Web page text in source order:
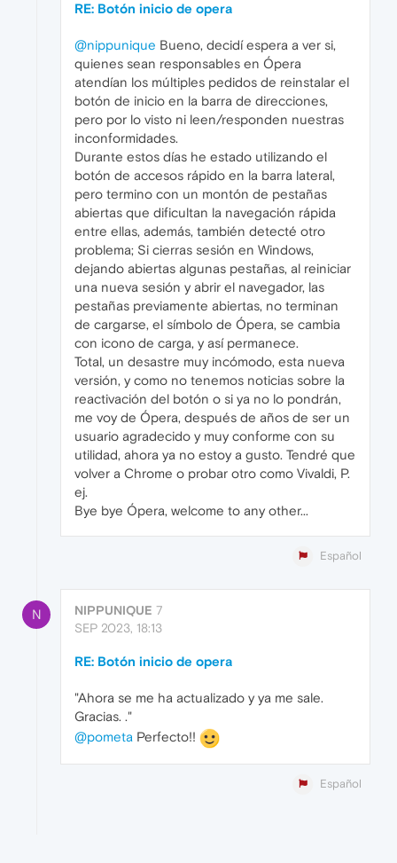
RE: Botón inicio de opera
@nippunique Bueno, decidí espera a ver si,
quienes sean responsables en Ópera
atendían los múltiples pedidos de reinstalar el
botón de inicio en la barra de direcciones,
pero por lo visto ni leen/responden nuestras
inconformidades.
Durante estos días he estado utilizando el
botón de accesos rápido en la barra lateral,
pero termino con un montón de pestañas
abiertas que dificultan la navegación rápida
entre ellas, además, también detecté otro
problema; Si cierras sesión en Windows,
dejando abiertas algunas pestañas, al reiniciar
una nueva sesión y abrir el navegador, las
pestañas previamente abiertas, no terminan
de cargarse, el símbolo de Ópera, se cambia
con icono de carga, y así permanece.
Total, un desastre muy incómodo, esta nueva
versión, y como no tenemos noticias sobre la
reactivación del botón o si ya no lo pondrán,
me voy de Ópera, después de años de ser un
usuario agradecido y muy conforme con su
utilidad, ahora ya no estoy a gusto. Tendré que
volver a Chrome o probar otro como Vivaldi, P.
ej.
Bye bye Ópera, welcome to any other...
Español
N NIPPUNIQUE 7
SEP 2023, 18:13
RE: Botón inicio de opera
"Ahora se me ha actualizado y ya me sale.
Gracias. ."
@pometa Perfecto!!
Español